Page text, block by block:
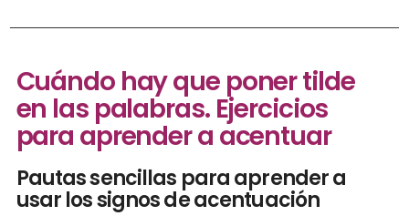
Cuándo hay que poner tilde
en las palabras. Ejercicios
para aprender a acentuar
Pautas sencillas para aprender a
usar los signos de acentuación